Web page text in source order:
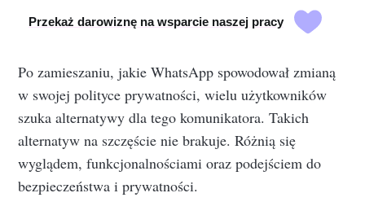
Przekaż darowiznę na wsparcie naszej pracy
Po zamieszaniu, jakie WhatsApp spowodował zmianą
w swojej polityce prywatności, wielu użytkowników
szuka alternatywy dla tego komunikatora. Takich
alternatyw na szczęście nie brakuje. Różnią się
wyglądem, funkcjonalnościami oraz podejściem do
bezpieczeństwa i prywatności.